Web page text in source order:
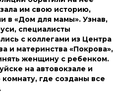
им свою историю,
в «Дом для мамы». Узнав,
специалисты
с коллегами из Центра
и материнства «Покрова»,
женщину с ребенком.
на автовокзале и
где созданы все